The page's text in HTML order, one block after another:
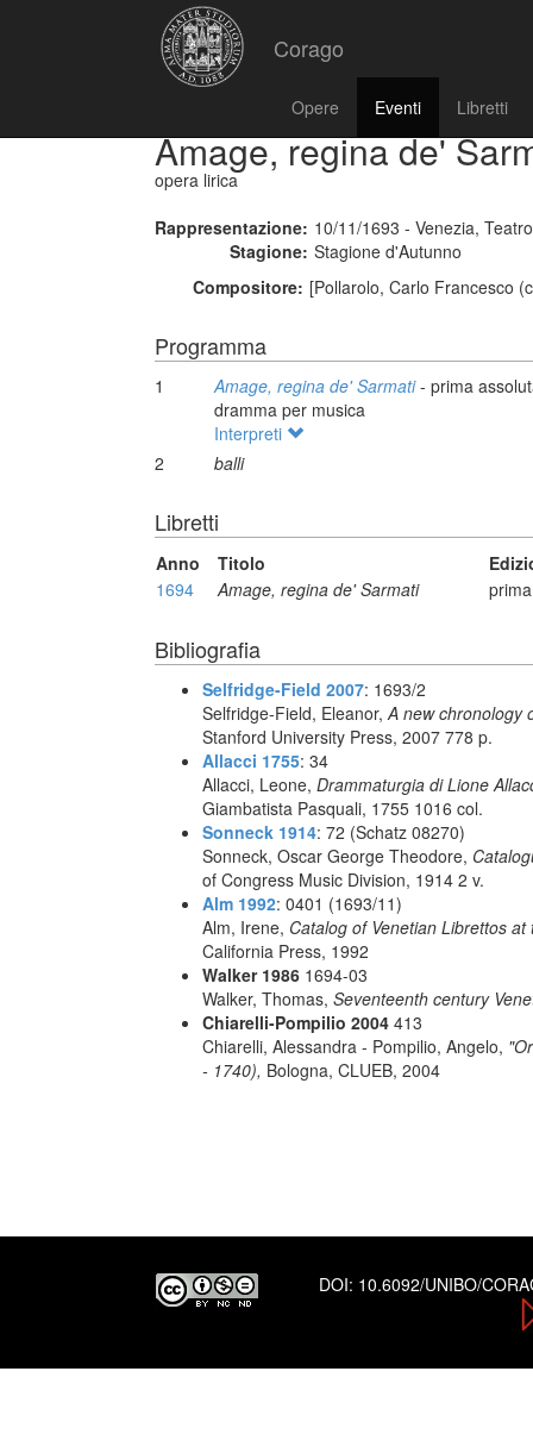
Corago
Opere Eventi Libretti
Amage, regina de'
opera lirica
Rappresentazione: 10/11/1693 - Venezia,
Stagione: Stagione d'Autunno
Compositore: [Pollarolo, Carlo Francesco
Programma
1 Amage, regina de' Sarmati- prima
dramma per musica
Interpreti
2
balli
Libretti
Anno Titolo
1694
Amage, regina de' Sarmati
Bibliografia
Selfridge-Field 2007: 1693/2
Selfridge-Field, Eleanor,A new chronology
Stanford University Press, 2007 778 p.
Allacci 1755: 34
Allacci, Leone, Drammaturgia di Lione
Giambatista Pasquali, 1755 1016 col.
Sonneck 1914: 72 (Schatz 08270)
Sonneck, Oscar George Theodore,
of Congress Music Division, 1914 2 v.
Alm 1992: 0401 (1693/11)
Alm, Irene, Catalog of Venetian Librettos
California Press, 1992
Walker 1986 1694-03
Walker, Thomas, Seventeenth century
Chiarelli-Pompilio 2004 413
Chiarelli, Alessandra - Pompilio, Angelo,
- 1740), Bologna, CLUEB, 2004
DOI: 10.6092/UNIBO/